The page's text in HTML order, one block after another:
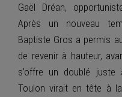
Gaël Dréan,
Après un nouveau
Baptiste Gros a permis
de revenir à hauteur,
s’offre un doublé juste
Toulon virait en tête à